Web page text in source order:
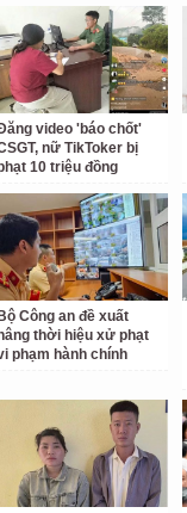
video 'báo chốt'
nữ TikToker bị
10 triệu đồng
Bộ Công an đề xuất
thời hiệu xử phạt
phạm hành chính